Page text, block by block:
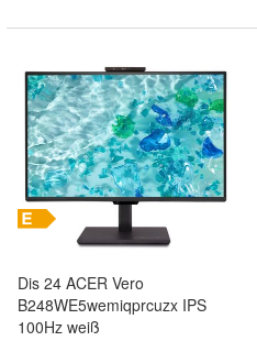
Dis 24 ACER Vero
B248WE5wemiqprcuzx IPS
100Hz weiß